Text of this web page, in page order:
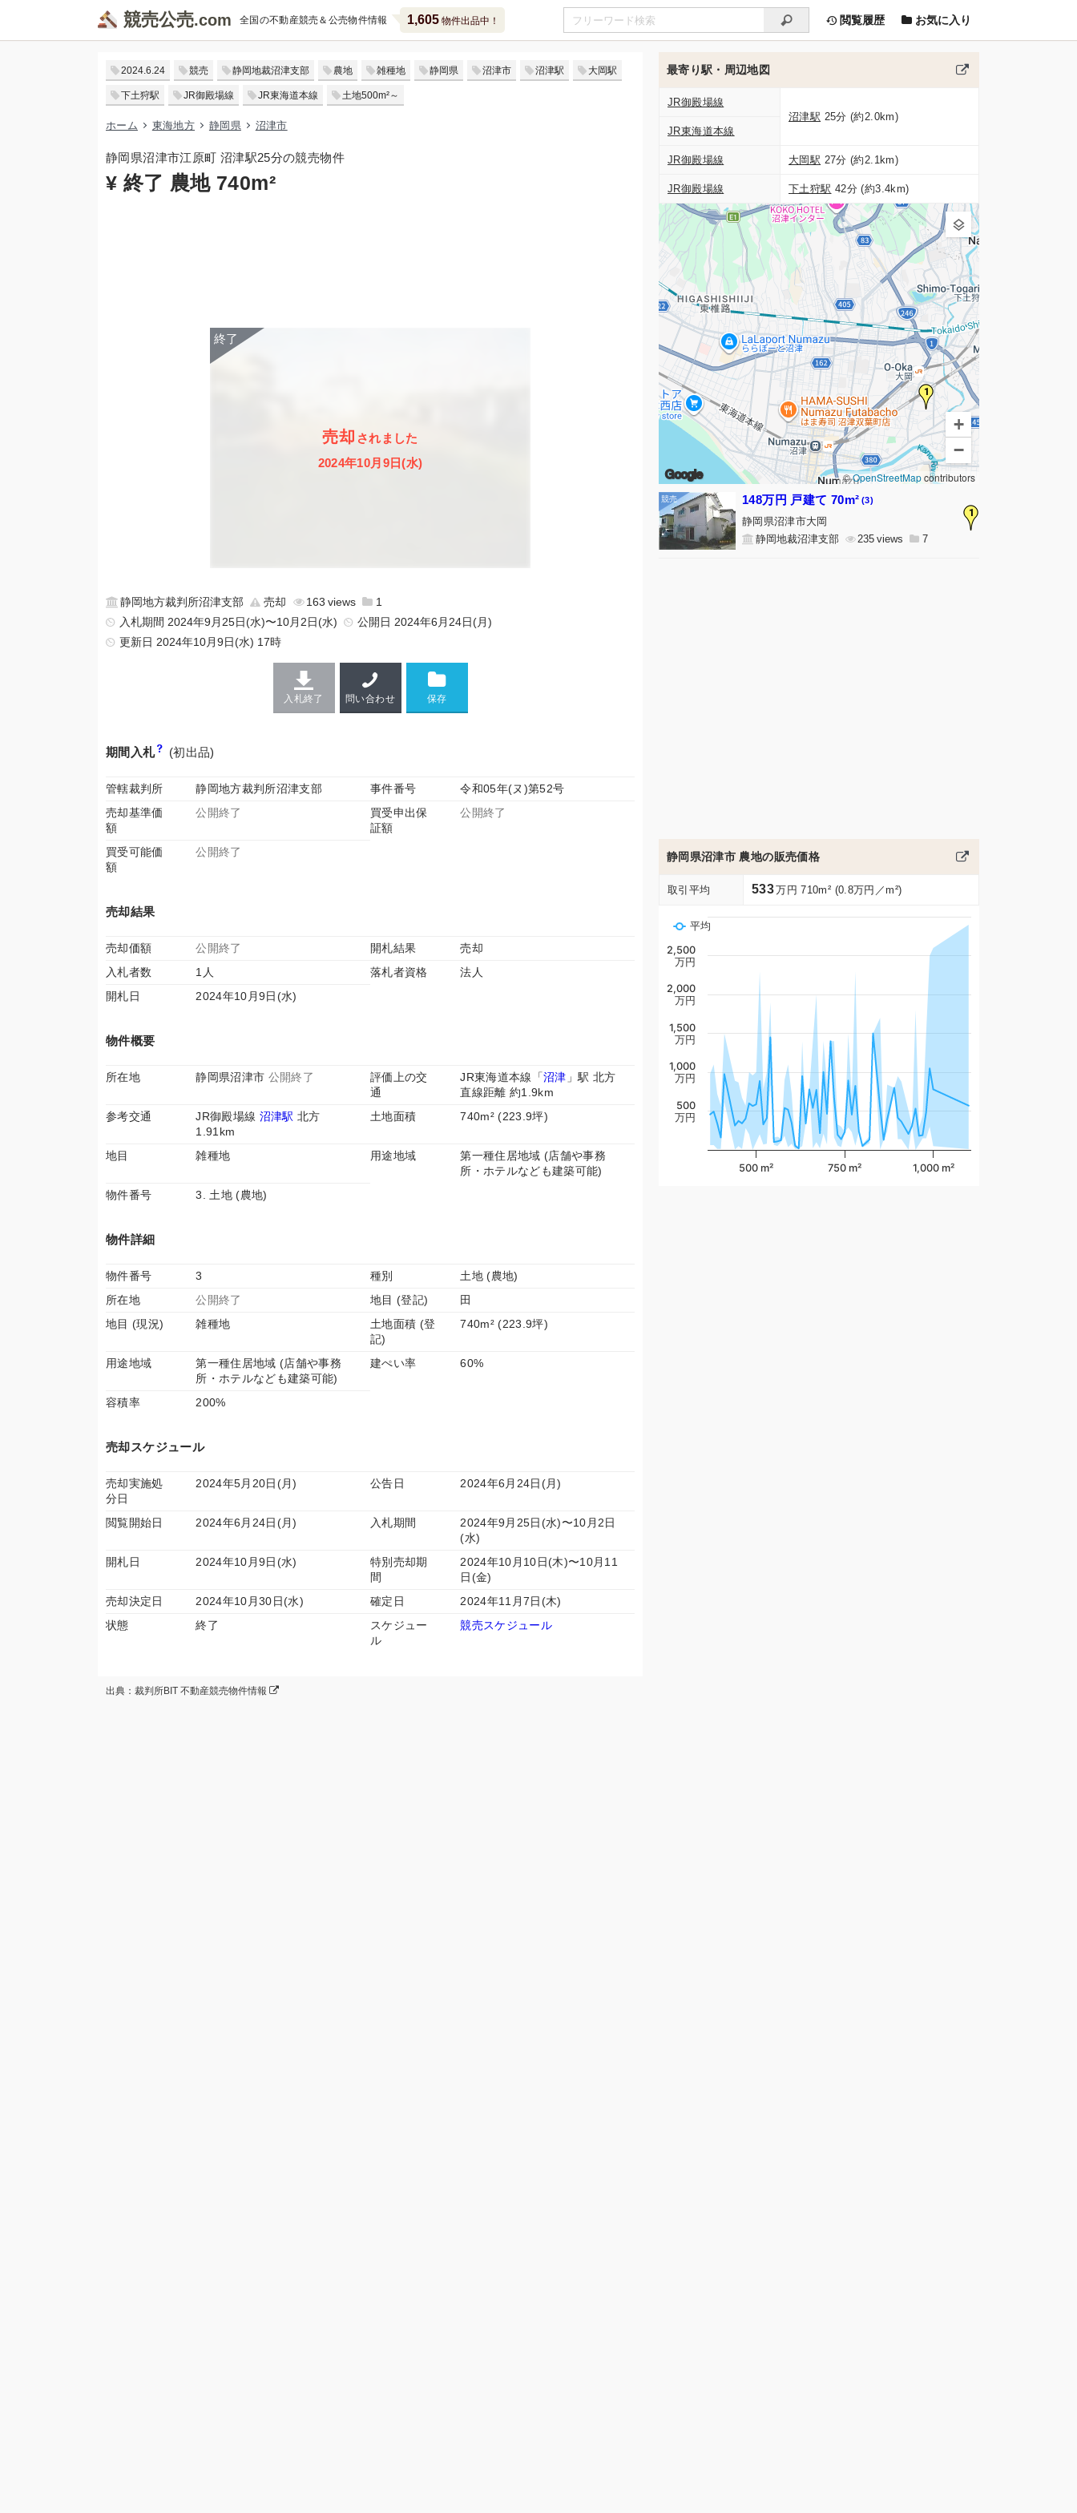
競売公売 全国の不動産競売＆公売物件情報 1,605物件出品中！ 閲覧履歴 お気に入り
2024.6.24 競売 静岡地裁沼津支部 農地 雑種地 静岡県 沼津市 沼津駅 大岡駅
下土狩駅 JR御殿場線 JR東海道本線 土地500m²～
ホーム 東海地方 静岡県 沼津市
静岡県沼津市江原町 沼津駅25分の競売物件
¥ 終了 農地 740m²
売却 されました
2024年10月9日(水)
静岡地方裁判所沼津支部 売却 163
1
入札期間 2024年9月25日(水)〜10月2日(水)
公開日 2024年6月24日(月)
更新日 2024年10月9日(水) 17時
入札終了 問い合わせ
期間入札 (初出品)
管轄裁判所 静岡地方裁判所沼津支部 事件番号
令和05年(ヌ)第52号
売却基準価
額
公開終了
買受申出保
証額
公開終了
買受可能価
額
公開終了
売却結果
売却価額 公開終了 開札結果
売却
入札者数
1人 落札者資格
法人
開札日
2024年10月9日(水)
物件概要
所在地 静岡県沼津市 公開終了
評価上の交
通
JR東海道本線「沼津 」駅 北方
直線距離 約1.9km
参考交通
JR御殿場線 沼津駅 北方
1.91km
土地面積 740m² (223.9坪)
地目 雑種地 用途地域
第一種住居地域 (店舗や事務
所・ホテルなども建築可能)
物件番号
3. 土地 (農地)
物件詳細
物件番号 3 種別
土地 (農地)
所在地
公開終了 地目 (登記)
田
地目 (現況)
雑種地
土地面積 (登
記)
740m² (223.9坪)
用途地域
第一種住居地域 (店舗や事務
所・ホテルなども建築可能)
建ぺい率 60%
容積率 200%
売却スケジュール
売却実施処
分日
2024年5月20日(月) 公告日 2024年6月24日(月)
閲覧開始日 2024年6月24日(月) 入札期間
2024年9月25日(水)〜10月2日
(水)
開札日
2024年10月9日(水)
特別売却期
間
2024年10月10日(木)〜10月11
日(金)
売却決定日
2024年10月30日(水) 確定日
2024年11月7日(木)
状態
終了
スケジュー
ル
競売スケジュール
出典：裁判所BIT 不動産競売物件情報
最寄り駅・周辺地図
JR御殿場線
沼津駅 25分 (約2.0km)
JR東海道本線
JR御殿場線 大岡駅 27分 (約2.1km)
JR御殿場線 下土狩駅 42分 (約3.4km)
1
Google
+
−
©OpenStreetMapcontributors
1
148万円 戸建て 70m² (3)
静岡県沼津市大岡
静岡地裁沼津支部
235 7
静岡県沼津市 農地の販売価格
取引平均 533万円 710m² (0.8万円／m²)
平均
1,000 m²
500 m² 750 m²
500
万円
1,000
万円
1,500
万円
2,000
万円
2,500
万円